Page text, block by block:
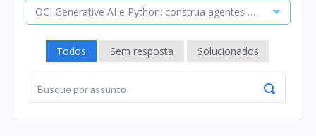
OCI Generative AI e Python: construa agentes inteligentes
Todos Sem resposta Solucionados